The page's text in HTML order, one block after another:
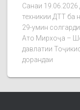
Санаи 19.06.2026
техникии ДТТ ба
29-умин
Ато Мирхоҷа –
давлатии
дорандаи